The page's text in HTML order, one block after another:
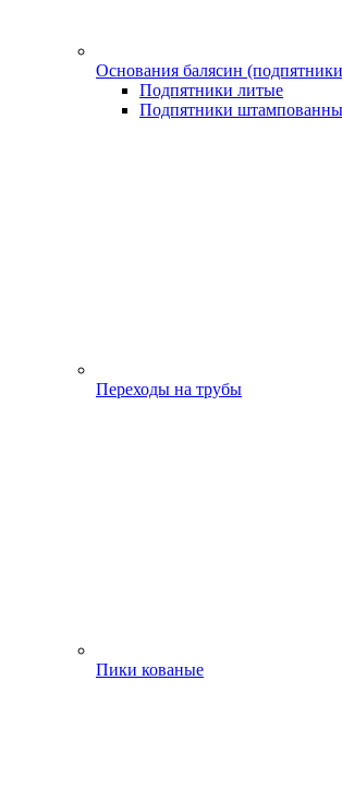
Основания балясин
Подпятники литые
Подпятники
Переходы на трубы
Пики кованые